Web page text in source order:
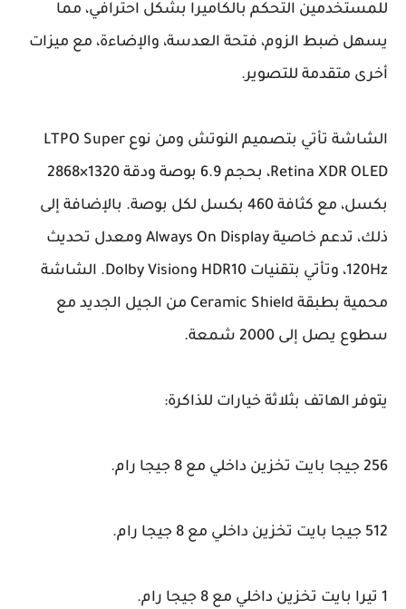
للمستخدمين التحكم بالكاميرا بشكل احترافي، مما
يسهل ضبط الزوم، فتحة العدسة، والإضاءة، مع ميزات
أخرى متقدمة للتصوير.
الشاشة تأتي بتصميم النوتش ومن نوع LTPO Super
Retina XDR OLED، بحجم 6.9 بوصة ودقة 1320×2868
بكسل، مع كثافة 460 بكسل لكل بوصة. بالإضافة إلى
ذلك، تدعم خاصية Always On Display ومعدل تحديث
120Hz، وتأتي بتقنيات HDR10 وDolby Vision. الشاشة
محمية بطبقة Ceramic Shield من الجيل الجديد مع
سطوع يصل إلى 2000 شمعة.
يتوفر الهاتف بثلاثة خيارات للذاكرة:
256 جيجا بايت تخزين داخلي مع 8 جيجا رام.
512 جيجا بايت تخزين داخلي مع 8 جيجا رام.
1 تيرا بايت تخزين داخلي مع 8 جيجا رام.